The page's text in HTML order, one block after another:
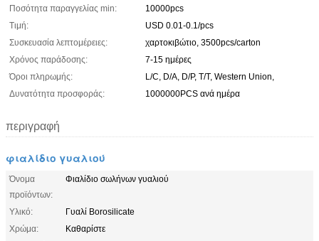
Ποσότητα παραγγελίας min:
10000pcs
Τιμή:
USD 0.01-0.1/pcs
Συσκευασία λεπτομέρειες:
χαρτοκιβώτιο, 3500pcs/carton
Χρόνος παράδοσης:
7-15 ημέρες
Όροι πληρωμής:
L/C, D/A, D/P, T/T, Western Union,
Δυνατότητα προσφοράς:
1000000PCS ανά ημέρα
περιγραφή
φιαλίδιο γυαλιού
Όνομα
προϊόντων:
Φιαλίδιο σωλήνων γυαλιού
Υλικό:
Γυαλί Borosilicate
Χρώμα:
Καθαρίστε